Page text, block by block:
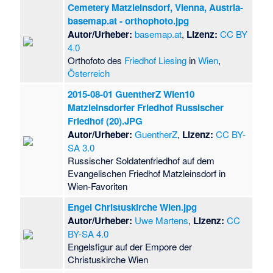
Cemetery Matzleinsdorf, Vienna, Austria-
basemap.at - orthophoto.jpg
Autor/Urheber: basemap.at, Lizenz: CC BY
4.0
Orthofoto des Friedhof Liesing inWien,
Österreich
2015-08-01 GuentherZ Wien10
Matzleinsdorfer Friedhof Russischer
Friedhof (20).JPG
Autor/Urheber: GuentherZ, Lizenz: CC BY-
SA 3.0
Russischer Soldatenfriedhof auf dem
Evangelischen Friedhof Matzleinsdorf in
Wien-Favoriten
Engel Christuskirche Wien.jpg
Autor/Urheber: Uwe Martens, Lizenz: CC
BY-SA 4.0
Engelsfigur auf der Empore der
Christuskirche Wien